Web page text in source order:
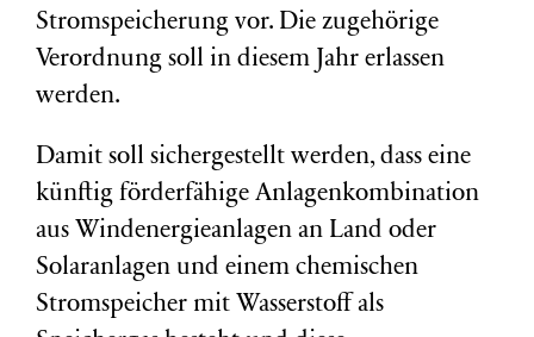
Stromspeicherung vor. Die zugehörige
Verordnung soll in diesem Jahr erlassen
werden.
Damit soll sichergestellt werden, dass eine
künftig förderfähige Anlagenkombination
aus Windenergieanlagen an Land oder
Solaranlagen und einem chemischen
Stromspeicher mit Wasserstoff als